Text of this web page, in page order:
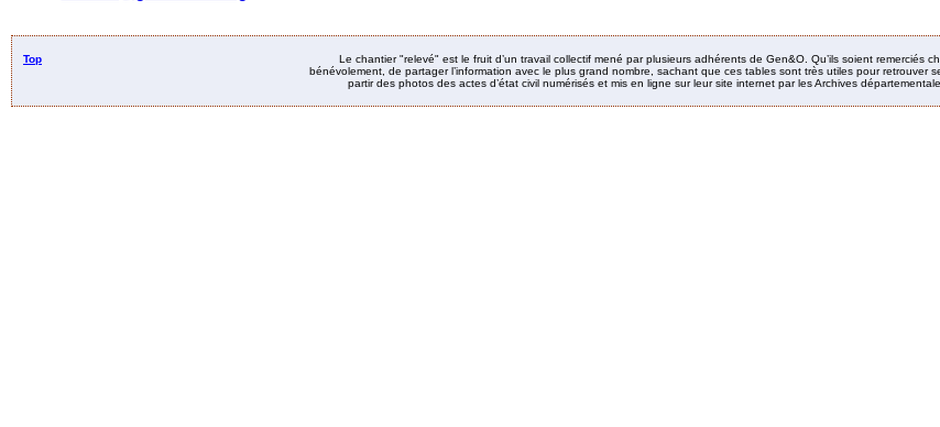
Top
Le chantier "relevé" est le fruit d’un travail collectif mené par plusieurs adhérents de Gen&O. Qu’ils soient remerciés
bénévolement, de partager l’information avec le plus grand nombre, sachant que ces tables sont très utiles pour retrouver
partir des photos des actes d’état civil numérisés et mis en ligne sur leur site internet par les Archives